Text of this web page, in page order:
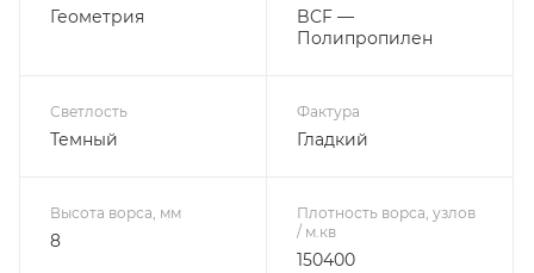
Геометрия
BCF —
Полипропилен
Светлость
Темный
Фактура
Гладкий
Высота ворса, мм
8
Плотность ворса, узлов
/ м.кв
150400